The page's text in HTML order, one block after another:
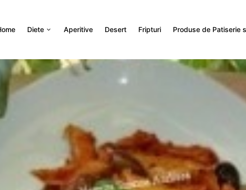
Diete Aperitive Desert Fripturi Produse de Patiserie